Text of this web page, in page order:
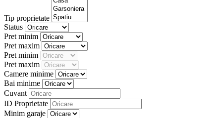
Tip proprietate
Status
Pret minim
Pret maxim
Pret minim
Pret maxim
Camere minime
Bai minime
Cuvant
ID Proprietate
Minim garaje